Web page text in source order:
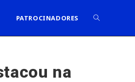
PATROCINADORES ALTERNAR
na